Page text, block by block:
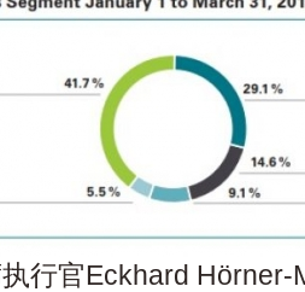
官Eckhard Hörner-